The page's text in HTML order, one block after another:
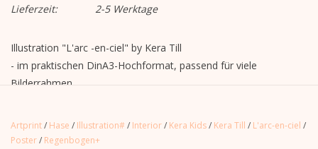
Lieferzeit:
2-5 Werktage
Illustration "L'arc -en-ciel" by Kera Till
- im praktischen DinA3-Hochformat, passend für viele
Bilderrahmen
- Lieferung mit unbedrucktem Karton hinterlegt in Plastikhülle,
ohne Bilderrahmen
Artprint/ Hase / Illustration#/ Interior/ Kera Kids/ Kera Till / L'arc-en-ciel /
Poster/ Regenbogen+